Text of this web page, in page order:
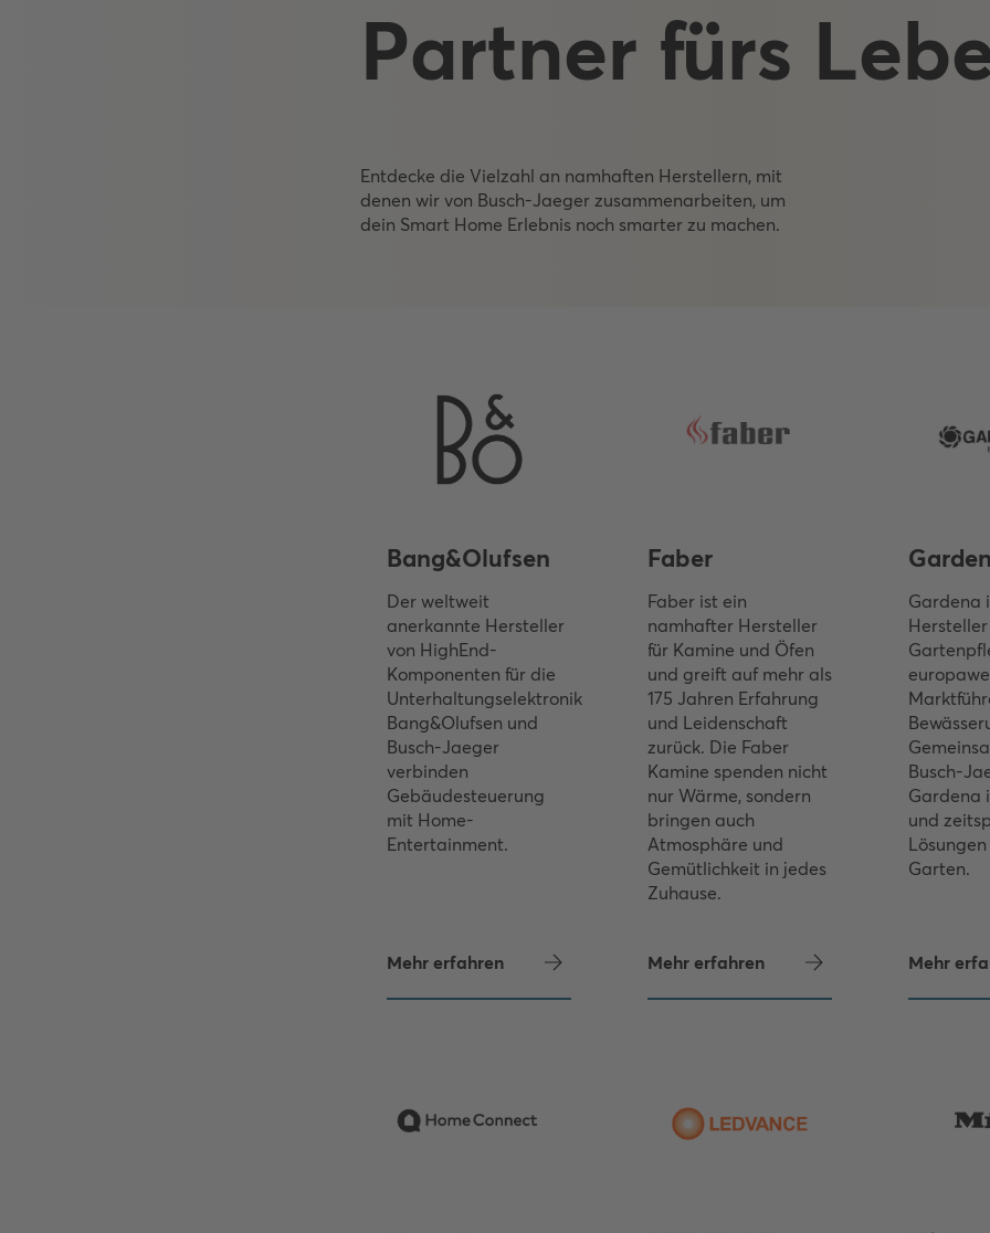
Partner fürs
Entdecke die Vielzahl an namhaften Herstellern, mit
denen wir von Busch-Jaeger zusammenarbeiten, um
dein Smart Home Erlebnis noch smarter zu machen.
Bang&Olufsen
Der weltweit
anerkannte Hersteller
von HighEnd-
Komponenten für die
Unterhaltungselektronik
Bang&Olufsen und
Busch-Jaeger
verbinden
Gebäudesteuerung
mit Home-
Entertainment.
Mehr erfahren
Faber
Faber ist ein
namhafter Hersteller
für Kamine und Öfen
und greift auf mehr als
175 Jahren Erfahrung
und Leidenschaft
zurück. Die Faber
Kamine spenden nicht
nur Wärme, sondern
bringen auch
Atmosphäre und
Gemütlichkeit in jedes
Zuhause.
Mehr erfahren
Gardena
Busch-
Gardena
und
Garten.
Mehr